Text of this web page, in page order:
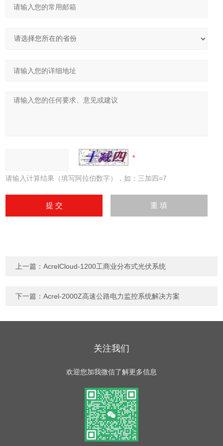
请输入计算结果（填写阿拉伯数字），如：三加四=7
上一篇：AcrelCloud-1200工商业分布式光伏系统
下一篇：Acrel-2000Z高速公路电力监控系统解决方案
关注我们
欢迎您加我微信了解更多信息